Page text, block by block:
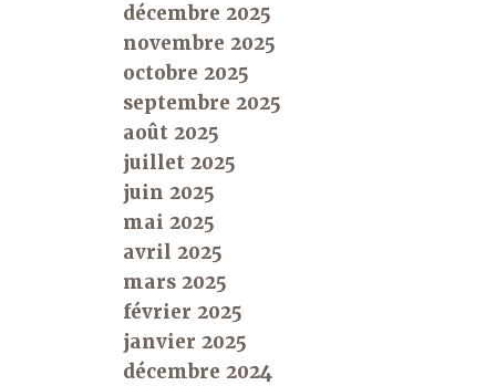
décembre 2025
novembre 2025
octobre 2025
septembre 2025
août 2025
juillet 2025
juin 2025
mai 2025
avril 2025
mars 2025
février 2025
janvier 2025
décembre 2024